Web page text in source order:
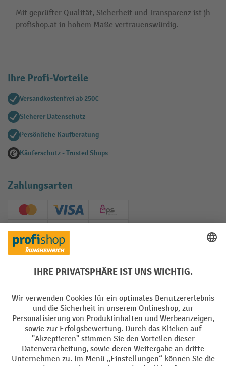
Mit geprüfter Qualität, Sicherheit und Transparenz ist jh-
profishop.at in hohem Maße vertrauenswürdig.
Ihre Profi-Vorteile
Versandkostenfrei ab 250€
Sicherer Datenschutz
Persönliche Kaufberatung
Käuferschutz - Trusted Shops
Zahlungsarten
Creditcard (Master)Creditcard (Visa)
EPS
PayPal
Soziale Netzwerke
Impressum Datenschutz
Barrierefreiheit Privacy Settings